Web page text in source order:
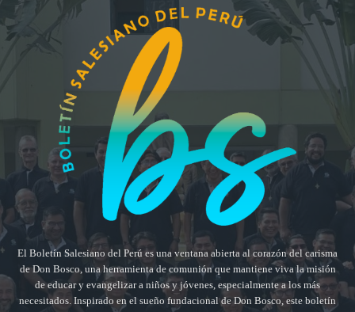
El Boletín Salesiano del Perú es una ventana abierta al corazón del carisma
de Don Bosco, una herramienta de comunión que mantiene viva la misión
de educar y evangelizar a niños y jóvenes, especialmente a los más
necesitados. Inspirado en el sueño fundacional de Don Bosco, este boletín